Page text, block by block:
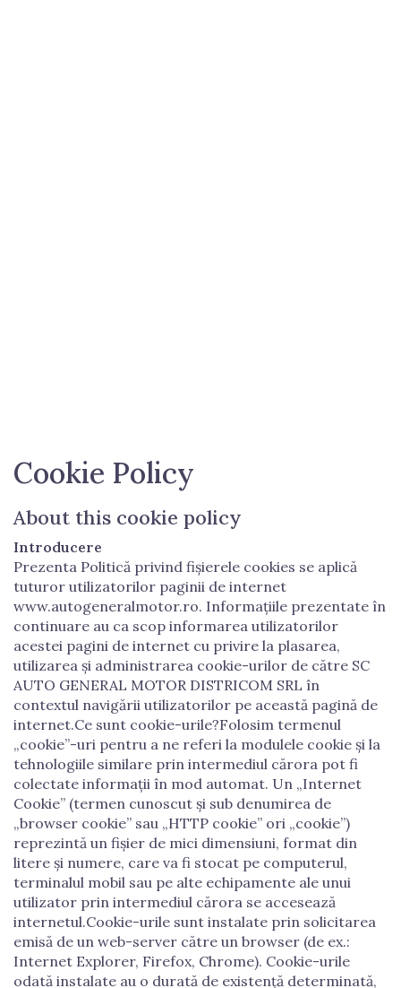
Cookie Policy
About this cookie policy
Introducere
Prezenta Politică privind fișierele cookies se aplică
tuturor utilizatorilor paginii de internet
www.autogeneralmotor.ro. Informațiile prezentate în
continuare au ca scop informarea utilizatorilor
acestei pagini de internet cu privire la plasarea,
utilizarea și administrarea cookie-urilor de către SC
AUTO GENERAL MOTOR DISTRICOM SRL în
contextul navigării utilizatorilor pe această pagină de
internet.Ce sunt cookie-urile?Folosim termenul
„cookie”-uri pentru a ne referi la modulele cookie și la
tehnologiile similare prin intermediul cărora pot fi
colectate informații în mod automat. Un „Internet
Cookie” (termen cunoscut și sub denumirea de
„browser cookie” sau „HTTP cookie” ori „cookie”)
reprezintă un fișier de mici dimensiuni, format din
litere și numere, care va fi stocat pe computerul,
terminalul mobil sau pe alte echipamente ale unui
utilizator prin intermediul cărora se accesează
internetul.Cookie-urile sunt instalate prin solicitarea
emisă de un web-server către un browser (de ex.:
Internet Explorer, Firefox, Chrome). Cookie-urile
odată instalate au o durată de existență determinată,